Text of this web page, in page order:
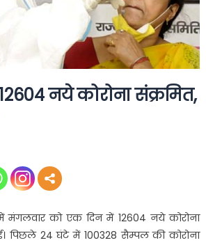
नये कोरोना संक्रमित,
मंगलवार को एक दिन में 12604 नये कोरोना
पिछले 24 घंटे में 100328 सैम्पल की कोरोना